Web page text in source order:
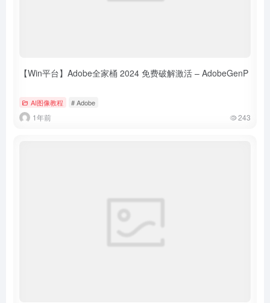
【Win平台】Adobe全家桶 2024 免费破解激活 – AdobeGenP
AI图像教程 # Adobe
1年前 243